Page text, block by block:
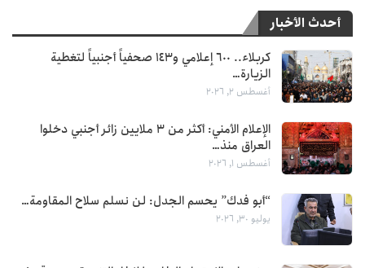
أحدث الأخبار
كربلاء.. 600 إعلامي و143 صحفياً أجنبياً لتغطية
الزيارة…
أغسطس 2, 2026
الإعلام الأمني: أكثر من 3 ملايين زائر أجنبي دخلوا
العراق منذ…
أغسطس 1, 2026
“أبو فدك” يحسم الجدل: لن نسلم سلاح المقاومة…
يوليو 30, 2026